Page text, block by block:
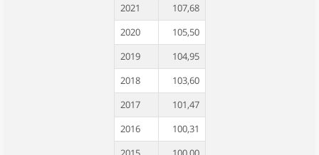
2021
107,68
2020
105,50
2019
104,95
2018
103,60
2017
101,47
2016
100,31